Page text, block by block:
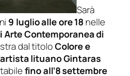
Sarà
9 luglio alle ore 18nelle
Arte Contemporanea di
dal titoloColore e
lituano Gintaras
fino all’8 settembre